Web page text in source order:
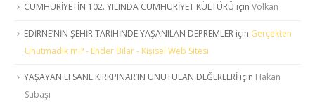
CUMHURİYETİN 102. YILINDA CUMHURİYET KÜLTÜRÜ için Volkan
EDİRNE’NİN ŞEHİR TARİHİNDE YAŞANILAN DEPREMLER için Gerçekten
Unutmadık mı? - Ender Bilar - Kişisel Web Sitesi
YAŞAYAN EFSANE KIRKPINAR’IN UNUTULAN DEĞERLERİ için Hakan
Subaşı